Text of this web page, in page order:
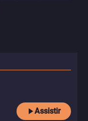
Assistir